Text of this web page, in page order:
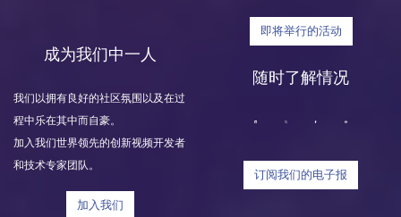
即将举行的活动
成为我们中一人
我们以拥有良好的社区氛围以及在过
程中乐在其中而自豪。
加入我们世界领先的创新视频开发者
和技术专家团队。
加入我们
随时了解情况
订阅我们的电子报